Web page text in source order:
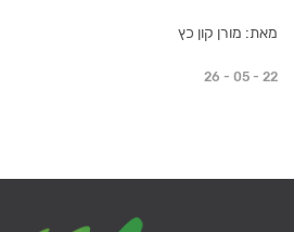
מאת: מורן קון כץ
26 - 05 - 22